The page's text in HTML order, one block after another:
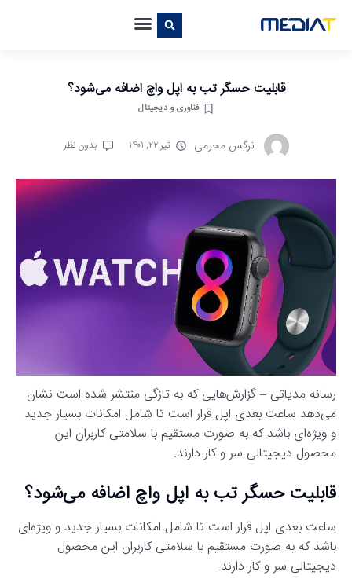
قابلیت حسگر تب به اپل واچ اضافه می‌شود؟
فناوری و دیجیتال
نرگس محرمی تیر ۲۲, ۱۴۰۱ بدون نظر
رسانه مدیاتی – گزارش‌هایی که به تازگی منتشر شده است نشان
می‌دهد ساعت بعدی اپل قرار است تا شامل امکانات بسیار جدید
و ویژه‌ای باشد که به صورت مستقیم با سلامتی کاربران این
محصول دیجیتالی سر و کار دارند.
قابلیت حسگر تب به اپل واچ اضافه می‌شود؟
ساعت بعدی اپل قرار است تا شامل امکانات بسیار جدید و ویژه‌ای
باشد که به صورت مستقیم با سلامتی کاربران این محصول
دیجیتالی سر و کار دارند.